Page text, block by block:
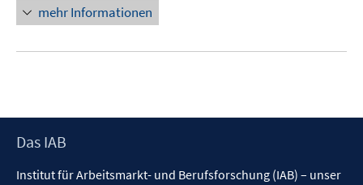
mehr Informationen
Footer
Das IAB
Institut für Arbeitsmarkt- und Berufsforschung (IAB) – unser